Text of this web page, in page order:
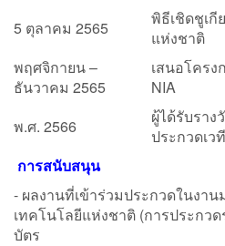
5 ตุลาคม 2565
พิธีเชิดชูเกี
แห่งชาติ
พฤศจิกายน –
ธันวาคม 2565
เสนอโคร
NIA
พ.ศ. 2566
ผู้ได้รับราง
ประกวดเว
การสนับสนุน
- ผลงานที่เข้าร่วมประกวดในงา
เทคโนโลยีแห่งชาติ (การประกว
บัตร